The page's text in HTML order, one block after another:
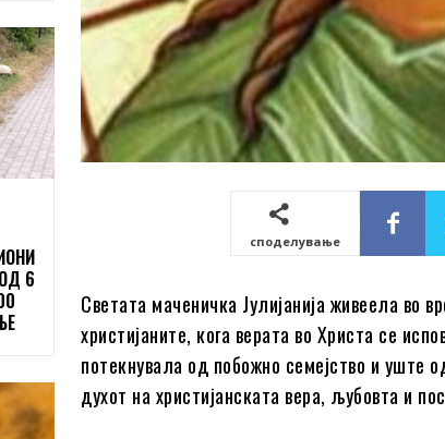
6
споделување
Светата маченичка Јулијанија живеела во
христијаните, кога верата во Христа се
потекнувала од побожно семејство и уште
духот на христијанската вера, љубовта и